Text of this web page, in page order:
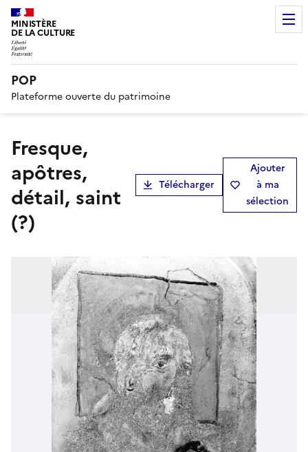
MINISTÈRE
DE LA CULTURE
POP
Plateforme ouverte du patrimoine
Fresque,
apôtres,
détail, saint
(?)
Télécharger
Ajouter
à ma
sélection